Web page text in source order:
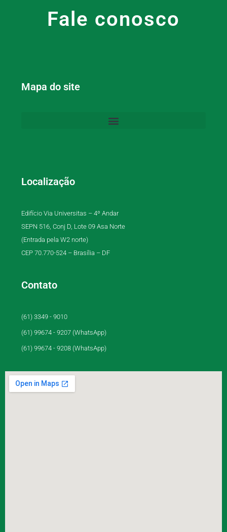
Fale conosco
Mapa do site
Localização
Edifício Via Universitas – 4º Andar
SEPN 516, Conj D, Lote 09 Asa Norte
(Entrada pela W2 norte)
CEP 70.770-524 – Brasília – DF
Contato
(61) 3349 - 9010
(61) 99674 - 9207 (WhatsApp)
(61) 99674 - 9208 (WhatsApp)